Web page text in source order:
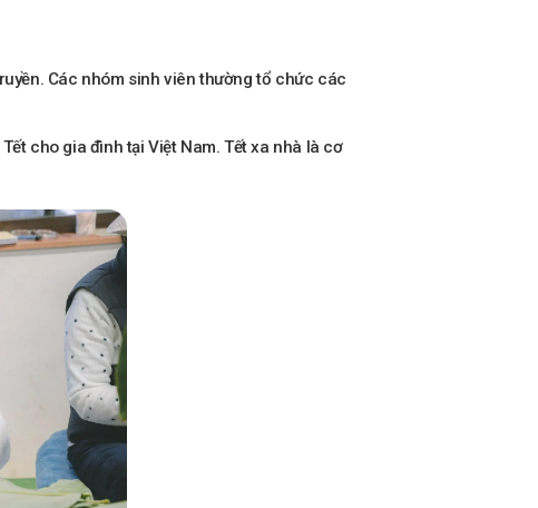
Các nhóm sinh viên thường tổ chức các
cho gia đình tại Việt Nam. Tết xa nhà là cơ